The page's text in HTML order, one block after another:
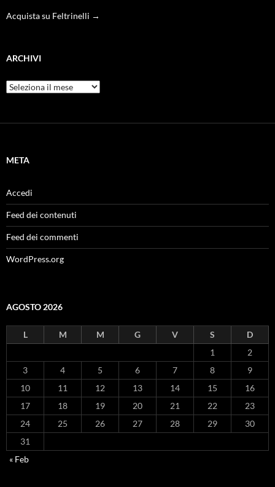
Acquista su Feltrinelli →
ARCHIVI
Archivi
META
Accedi
Feed dei contenuti
Feed dei commenti
WordPress.org
AGOSTO 2026
L M M G V S
D
1
2
3
4 5 6 7 8
9
10
11 12 13 14 15
16
17
18 19 20 21 22
23
24
25 26 27 28 29
30
31
« Feb